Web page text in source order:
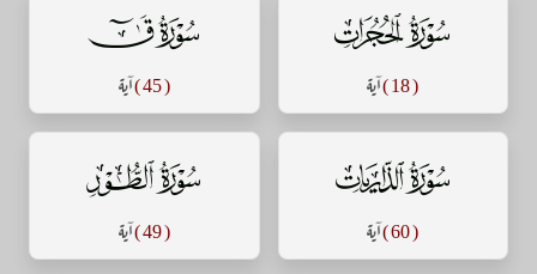
سورة الحجرات
( 18 ) آية
سورة ق
( 45 ) آية
سورة الذاريات
( 60 ) آية
سورة الطور
( 49 ) آية